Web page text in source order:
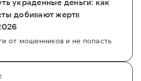
добивают жертв
от мошенников и не попасть